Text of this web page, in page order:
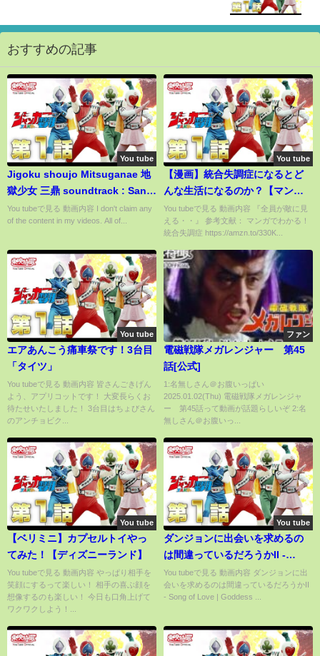
おすすめの記事
You tube
Jigoku shoujo Mitsuganae 地
獄少女 三鼎 soundtrack : San
Kanae
You tubeで見る 動画内容 I don't claim any
of the content in my videos. All of...
You tube
【漫画】統合失調症になるとど
んな生活になるのか？【マンガ
動画】
You tubeで見る 動画内容 『全員が敵に見
える・・』 参考文献： マンガでわかる！
統合失調症 https://amzn.to/330K...
You tube
エアあんこう痛車祭です！3台目
「タイツ」
You tubeで見る 動画内容 皆さんごきげん
よう、アプリコットです！ 大変長らくお
待たせいたしました！ 3台目はちょびさん
のアンチョビク...
ファン
電磁戦隊メガレンジャー 第45
話[公式]
1:名無しさん＠お腹いっぱい
2025.01.02(Thu) 電磁戦隊メガレンジャ
ー 第45話って動画が話題らしいぞ 2:名
無しさん＠お腹いっ...
You tube
【ベリミニ】カプセルトイやっ
てみた！【ディズニーランド】
You tubeで見る 動画内容 やっぱり相手を
笑顔にするって楽しい！ 相手の喜ぶ顔を
想像するのも楽しい！ 今日も口角上げて
ワクワクしよう！...
You tube
ダンジョンに出会いを求めるの
は間違っているだろうかII -
Song of Love | Goddess and
Child - 女神と眷族 | アイノウタ
You tubeで見る 動画内容 ダンジョンに出
会いを求めるのは間違っているだろうかII
- Song of Love | Goddess ...